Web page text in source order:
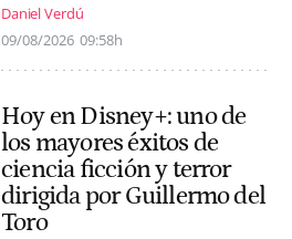
Daniel Verdú
09/08/2026 09:58h
Hoy en Disney+: uno de
los mayores éxitos de
ciencia ficción y terror
dirigida por Guillermo del
Toro